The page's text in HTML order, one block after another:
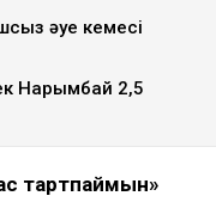
білдірді.
қарамастан,
айтты, деп